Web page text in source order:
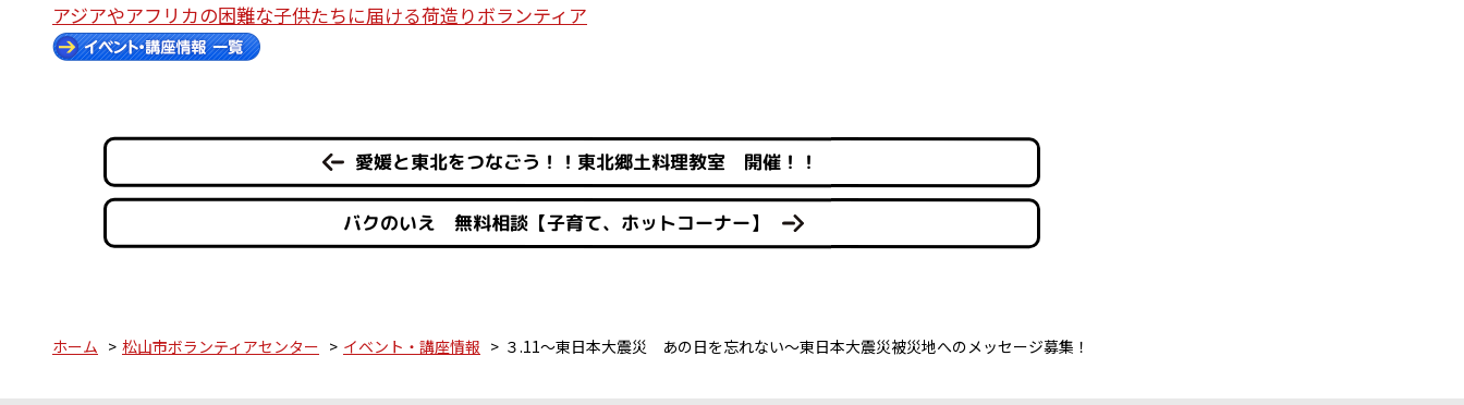
アジアやアフリカの困難な子供たちに届ける荷造りボランティア
愛媛と東北をつなごう！！東北郷土料理教室 開催！！
バクのいえ 無料相談【子育て、ホットコーナー】
ホーム 松山市ボランティアセンター イベント・講座情報 ３.11～東日本大震災 あの日を忘れない～東日本大震災被災地へのメッセージ募集！